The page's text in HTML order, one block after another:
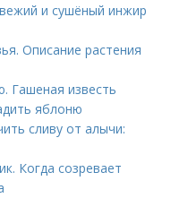
и сушёный инжир
Описание растения
Гашеная известь
яблоню
сливу от алычи:
Когда созревает